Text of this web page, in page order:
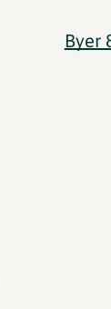
Byer